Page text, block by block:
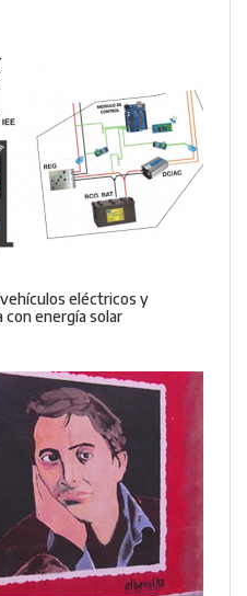
eléctricos y
energía solar